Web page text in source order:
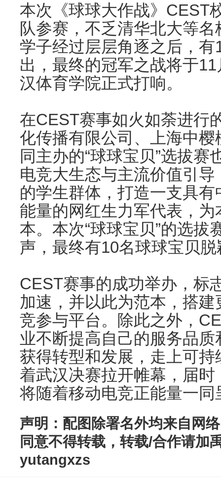
本次《球球大作战》CEST
队参赛，不乏清华北大等
学子经过层层角逐之后，
出，最终的冠军之战将于
汉体育学院正式打响。
在CEST赛事如火如荼进行
化传播有限公司、上海中
同主办的“球球宝贝”选拔
电竞大生态与主流价值引
的学生群体，打造一支具
能量的网红生力军代表，
本。本次“球球宝贝”的选拔
声，最终有10名球球宝贝
CEST赛事的成功举办，标
加速，并以此为范本，搭
竞参与平台。除此之外，
业不断提高自己的服务品
获得转型和发展，走上可
着武汉决赛拉开帷幕，届
将随着移动电竞正能量一同
声明：配图除署名外均来自网
同意不得转载，转载/合作请加
yutangxzs